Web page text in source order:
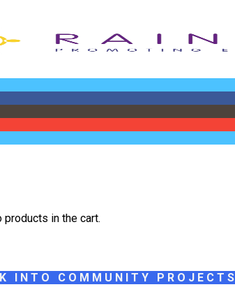
products in the cart.
INTO COMMUNITY PROJECTS